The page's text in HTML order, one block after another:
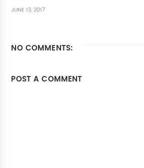
JUNE 13, 2017
NO COMMENTS:
POST A COMMENT